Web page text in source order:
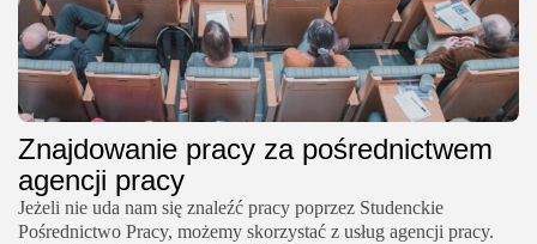
Znajdowanie pracy za pośrednictwem
agencji pracy
Jeżeli nie uda nam się znaleźć pracy poprzez Studenckie
Pośrednictwo Pracy, możemy skorzystać z usług agencji pracy.